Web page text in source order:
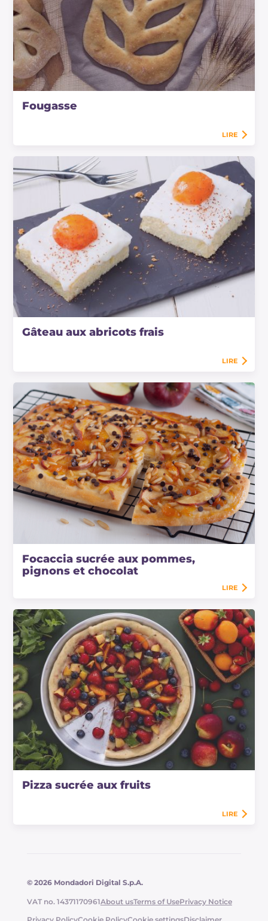
Fougasse
LIRE
Gâteau aux abricots frais
LIRE
Focaccia sucrée aux pommes,
pignons et chocolat
LIRE
Pizza sucrée aux fruits
LIRE
© 2026 Mondadori Digital S.p.A.
VAT no. 14371170961About usTerms of UsePrivacy Notice